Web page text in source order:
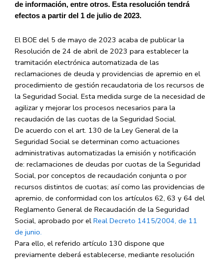
de información, entre otros. Esta resolución tendrá
efectos a partir del 1 de julio de 2023.
El BOE del 5 de mayo de 2023 acaba de publicar la
Resolución de 24 de abril de 2023 para establecer la
tramitación electrónica automatizada de las
reclamaciones de deuda y providencias de apremio en el
procedimiento de gestión recaudatoria de los recursos de
la Seguridad Social. Esta medida surge de la necesidad de
agilizar y mejorar los procesos necesarios para la
recaudación de las cuotas de la Seguridad Social.
De acuerdo con el art. 130 de la Ley General de la
Seguridad Social se determinan como actuaciones
administrativas automatizadas la emisión y notificación
de: reclamaciones de deudas por cuotas de la Seguridad
Social, por conceptos de recaudación conjunta o por
recursos distintos de cuotas; así como las providencias de
apremio, de conformidad con los artículos 62, 63 y 64 del
Reglamento General de Recaudación de la Seguridad
Social, aprobado por el Real Decreto 1415/2004, de 11
de junio.
Para ello, el referido artículo 130 dispone que
previamente deberá establecerse, mediante resolución